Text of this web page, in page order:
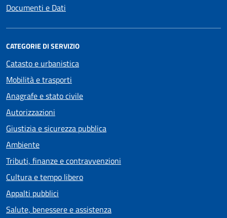
Documenti e Dati
CATEGORIE DI SERVIZIO
Catasto e urbanistica
Mobilità e trasporti
Anagrafe e stato civile
Autorizzazioni
Giustizia e sicurezza pubblica
Ambiente
Tributi, finanze e contravvenzioni
Cultura e tempo libero
Appalti pubblici
Salute, benessere e assistenza